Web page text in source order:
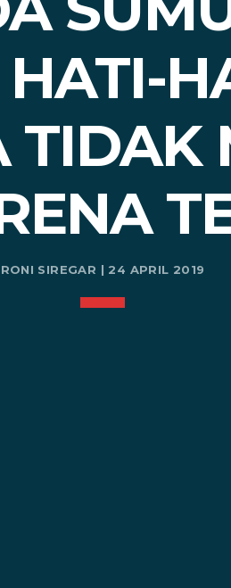
TIDAK
RONI SIREGAR | 24 APRIL 2019